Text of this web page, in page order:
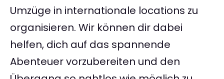
Umzüge in internationale locations zu
organisieren. Wir können dir dabei
helfen, dich auf das spannende
Abenteuer vorzubereiten und den